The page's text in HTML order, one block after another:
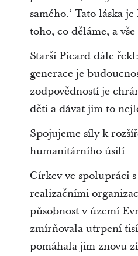
samého.‘ Tato láska
toho, co děláme, a
Starší Picard dále
generace je
zodpovědností je
děti a dávat jim to
Spojujeme síly k
humanitárního úsilí
Církev ve spolupráci
realizačními
působnost v území
zmírňovala utrpení
pomáhala jim znovu